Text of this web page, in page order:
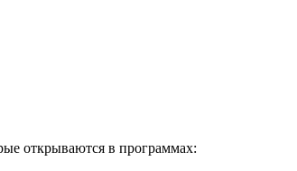
открываются в программах: